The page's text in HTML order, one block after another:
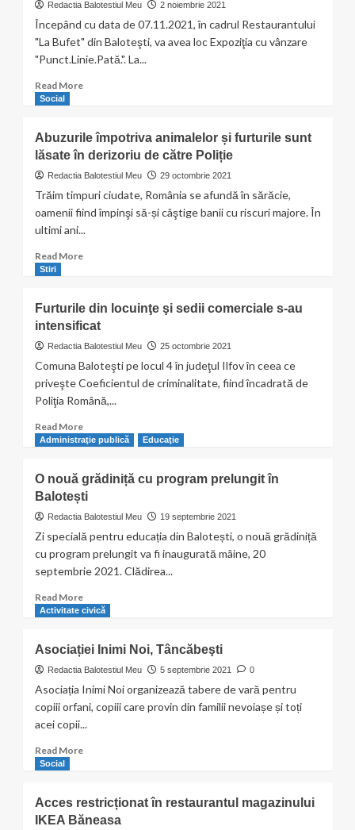
cum
circulaţi
pe
Ion
Redactia Balotestiul Meu 2 noiembrie 2021
Începând cu data de 07.11.2021, în cadrul Restaurantului
"La Bufet" din Baloteşti, va avea loc Expoziţia cu vânzare
"Punct.Linie.Pată.". La...
Read MoreRead
cu
vânzare
„Punct.Linie.Pată.”
Social
Abuzurile împotriva animalelor și furturile sunt
lăsate în derizoriu de către Poliție
Redactia Balotestiul Meu 29 octombrie 2021
Trăim timpuri ciudate, România se afundă în sărăcie,
oamenii fiind împinşi să-și câştige banii cu riscuri majore. În
ultimi ani...
Read MoreRead
împotriva
animalelor
și
furturile
lăsate
în
de
către
Stiri
Furturile din locuinţe şi sedii comerciale s-au
intensificat
Redactia Balotestiul Meu 25 octombrie 2021
Comuna Baloteşti pe locul 4 în judeţul Ilfov în ceea ce
priveşte Coeficientul de criminalitate, fiind încadrată de
Poliţia Română,...
Read MoreRead
more
din
locuinţe
şi
sedii
comerciale
s-
au
Administraţie publică Educaţie
O nouă grădiniță cu program prelungit în
Balotești
Redactia Balotestiul Meu 19 septembrie 2021
Zi specială pentru educația din Balotești, o nouă grădiniță
cu program prelungit va fi inaugurată mâine, 20
septembrie 2021. Clădirea...
Read MoreRead
more
nouă
grădiniță
cu
program
prelungit
în
Activitate civică
Asociației Inimi Noi, Tâncăbeşti
Redactia Balotestiul Meu 5 septembrie 2021 0
Asociația Inimi Noi organizează tabere de vară pentru
copiii orfani, copiii care provin din familii nevoiașe și toți
acei copii...
Read MoreRead
Inimi
Noi,
Social
Acces restricționat în restaurantul magazinului
IKEA Băneasa